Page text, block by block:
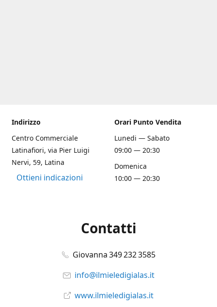
Indirizzo
Centro Commerciale
Latinafiori, via Pier Luigi
Nervi, 59, Latina
Ottieni indicazioni
Orari Punto Vendita
Lunedi — Sabato
09:00 — 20:30
Domenica
10:00 — 20:30
Contatti
Giovanna 349 232 3585
info@ilmieledigialas.it
www.ilmieledigialas.it